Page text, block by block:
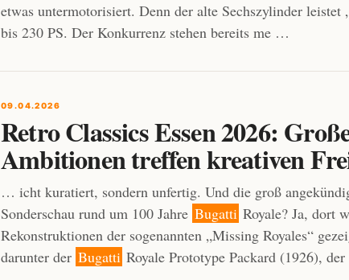
etwas untermotorisiert. Denn der alte Sechszylinder leistet
bis 230 PS. Der Konkurrenz stehen bereits me …
09.04.2026
Retro Classics Essen 2026:
Ambitionen treffen kreativen
… icht kuratiert, sondern unfertig. Und die groß
Sonderschau rund um 100 Jahre Bugatti Royale? Ja, dort
Rekonstruktionen der sogenannten „Missing Royales“
darunter der Bugatti Royale Prototype Packard (1926),